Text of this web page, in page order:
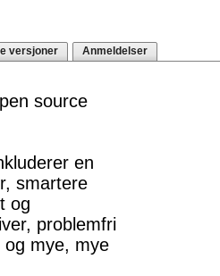
versjoner Anmeldelser
source
en
smartere
og
problemfri
og mye, mye